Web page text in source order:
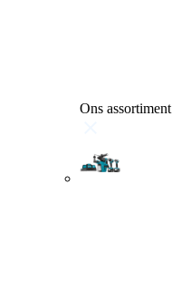
Ons assortiment